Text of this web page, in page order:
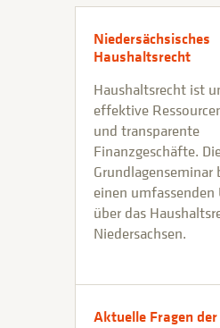
Niedersächsisches
Haushaltsrecht
Haushaltsrecht ist
effektive
und transparente
Finanzgeschäfte.
einen umfassenden
über das
Niedersachsen.
Aktuelle Fragen